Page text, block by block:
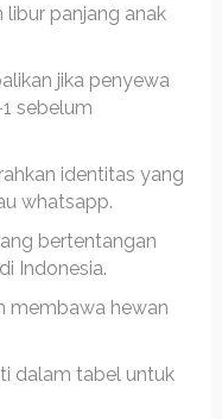
libur panjang anak
jika penyewa
sebelum
identitas yang
whatsapp.
bertentangan
Indonesia.
membawa hewan
dalam tabel untuk